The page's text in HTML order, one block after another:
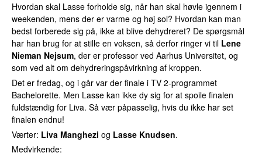
Hvordan skal Lasse forholde sig, når han skal høvle igennem i
weekenden, mens der er varme og høj sol? Hvordan kan man
bedst forberede sig på, ikke at blive dehydreret? De spørgsmål
har han brug for at stille en voksen, så derfor ringer vi til Lene
Nieman Nejsum, der er professor ved Aarhus Universitet, og
som ved alt om dehydreringspåvirkning af kroppen.
Det er fredag, og i går var der finale i TV 2-programmet
Bachelorette. Men Lasse kan ikke dy sig for at spoile finalen
fuldstændig for Liva. Så vær påpasselig, hvis du ikke har set
finalen endnu!
Værter: Liva Manghezi og Lasse Knudsen.
Medvirkende: